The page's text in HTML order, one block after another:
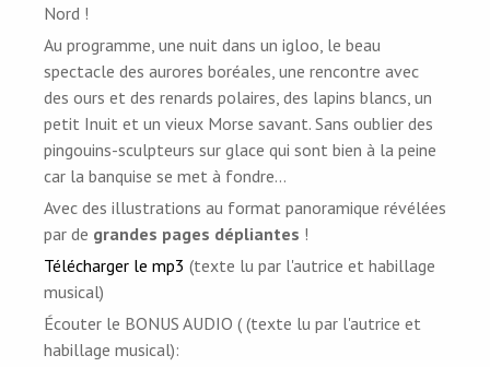
Nord !
Au programme, une nuit dans un igloo, le beau
spectacle des aurores boréales, une rencontre avec
des ours et des renards polaires, des lapins blancs, un
petit Inuit et un vieux Morse savant. Sans oublier des
pingouins-sculpteurs sur glace qui sont bien à la peine
car la banquise se met à fondre...
Avec des illustrations au format panoramique révélées
par de grandes pages dépliantes !
Télécharger le mp3 (texte lu par l'autrice et habillage
musical)
Écouter le BONUS AUDIO ( (texte lu par l'autrice et
habillage musical):